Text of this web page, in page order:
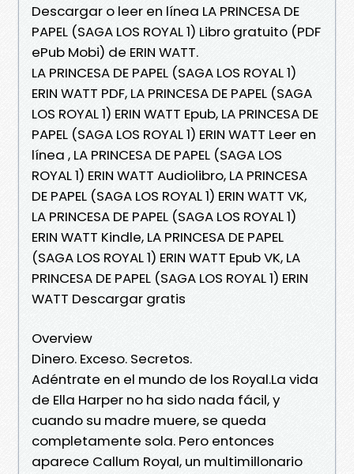
Descargar o leer en línea LA PRINCESA DE
PAPEL (SAGA LOS ROYAL 1) Libro gratuito (PDF
ePub Mobi) de ERIN WATT.
LA PRINCESA DE PAPEL (SAGA LOS ROYAL 1)
ERIN WATT PDF, LA PRINCESA DE PAPEL (SAGA
LOS ROYAL 1) ERIN WATT Epub, LA PRINCESA DE
PAPEL (SAGA LOS ROYAL 1) ERIN WATT Leer en
línea , LA PRINCESA DE PAPEL (SAGA LOS
ROYAL 1) ERIN WATT Audiolibro, LA PRINCESA
DE PAPEL (SAGA LOS ROYAL 1) ERIN WATT VK,
LA PRINCESA DE PAPEL (SAGA LOS ROYAL 1)
ERIN WATT Kindle, LA PRINCESA DE PAPEL
(SAGA LOS ROYAL 1) ERIN WATT Epub VK, LA
PRINCESA DE PAPEL (SAGA LOS ROYAL 1) ERIN
WATT Descargar gratis
Overview
Dinero. Exceso. Secretos.
Adéntrate en el mundo de los Royal.La vida
de Ella Harper no ha sido nada fácil, y
cuando su madre muere, se queda
completamente sola. Pero entonces
aparece Callum Royal, un multimillonario